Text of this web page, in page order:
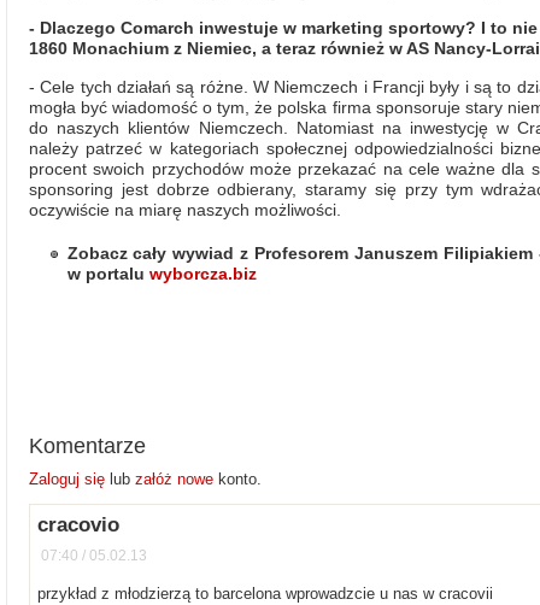
- Dlaczego Comarch inwestuje w marketing sportowy? I to
1860 Monachium z Niemiec, a teraz również w AS Nancy-
- Cele tych działań są różne. W Niemczech i Francji były i są to
mogła być wiadomość o tym, że polska firma sponsoruje stary
do naszych klientów Niemczech. Natomiast na inwestycję w
należy patrzeć w kategoriach społecznej odpowiedzialności
procent swoich przychodów może przekazać na cele ważne dla
sponsoring jest dobrze odbierany, staramy się przy tym
oczywiście na miarę naszych możliwości.
Zobacz cały wywiad z Profesorem Januszem
w portalu wyborcza.biz
Komentarze
Zaloguj się lub załóż nowe konto.
cracovio
07:40 / 05.02.13
przykład z młodzierzą to barcelona wprowadzcie u nas w cracovii